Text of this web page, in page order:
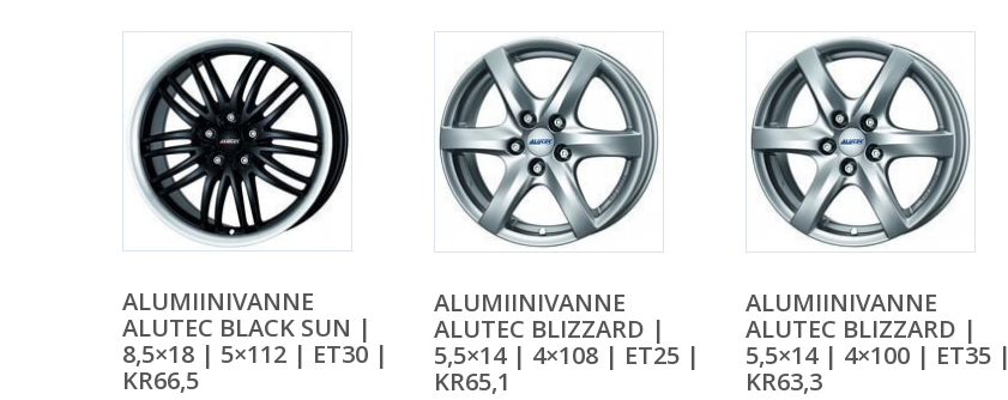
ALUMIINIVANNE
ALUTEC BLACK SUN |
8,5×18 | 5×112 | ET30 |
KR66,5
ALUMIINIVANNE
ALUTEC BLIZZARD |
5,5×14 | 4×108 | ET25 |
KR65,1
ALUMIINIVANNE
ALUTEC BLIZZARD |
5,5×14 | 4×100 | ET35 |
KR63,3